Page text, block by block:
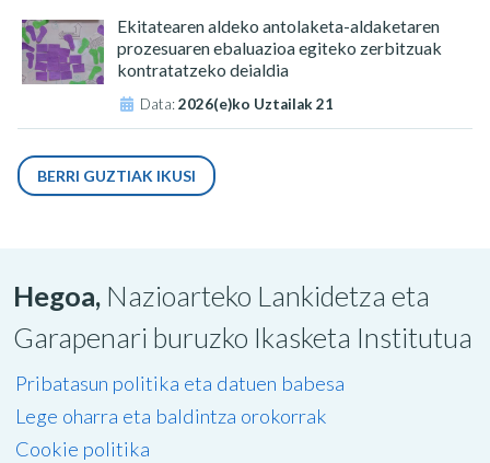
Ekitatearen aldeko antolaketa-aldaketaren
prozesuaren ebaluazioa egiteko zerbitzuak
kontratatzeko deialdia
Data:2026(e)ko Uztailak 21
BERRI GUZTIAK IKUSI
Hegoa, Nazioarteko Lankidetza eta
Garapenari buruzko Ikasketa Institutua
Pribatasun politika eta datuen babesa
Lege oharra eta baldintza orokorrak
Cookie politika